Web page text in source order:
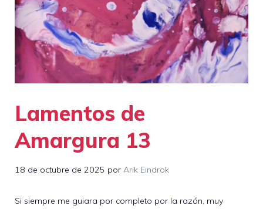
Lamentos de
Amargura 13
18 de octubre de 2025 por Arik Eindrok
Si siempre me guiara por completo por la razón, muy